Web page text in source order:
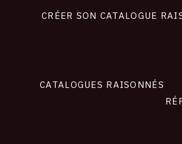
CRÉER SON CATALOGUE
CATALOGUES RAISONNÉS